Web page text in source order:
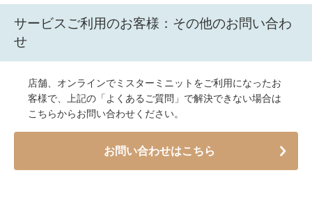
サービスご利用のお客様：その他のお問い合わ
せ
店舗、オンラインでミスターミニットをご利用になったお
客様で、上記の「よくあるご質問」で解決できない場合は
こちらからお問い合わせください。
お問い合わせはこちら